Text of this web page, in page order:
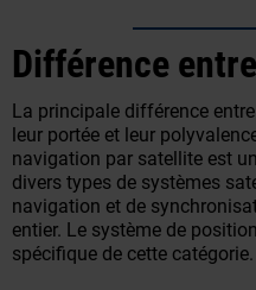
Différence
La principale différence
leur portée et leur
navigation par satellite est
divers types de systèmes
navigation et de
entier. Le système de
spécifique de cette catégorie.